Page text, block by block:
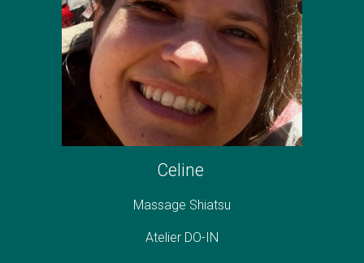
Celine
Massage Shiatsu
Atelier DO-IN